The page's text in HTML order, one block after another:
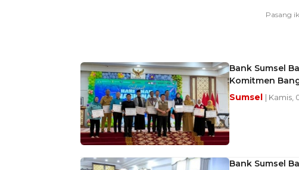
Bank Sumsel
Komitmen
Sumsel | Kamis,
Bank Sumsel